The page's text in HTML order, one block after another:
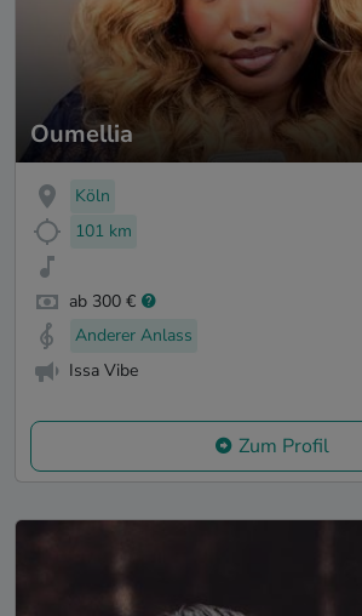
Oumellia
Köln
101 km
ab 300 €
Anderer Anlass
Issa Vibe
Zum Profil